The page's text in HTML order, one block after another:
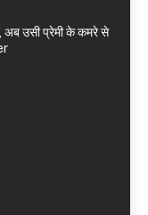
अब उसी प्रेमी के कमरे से